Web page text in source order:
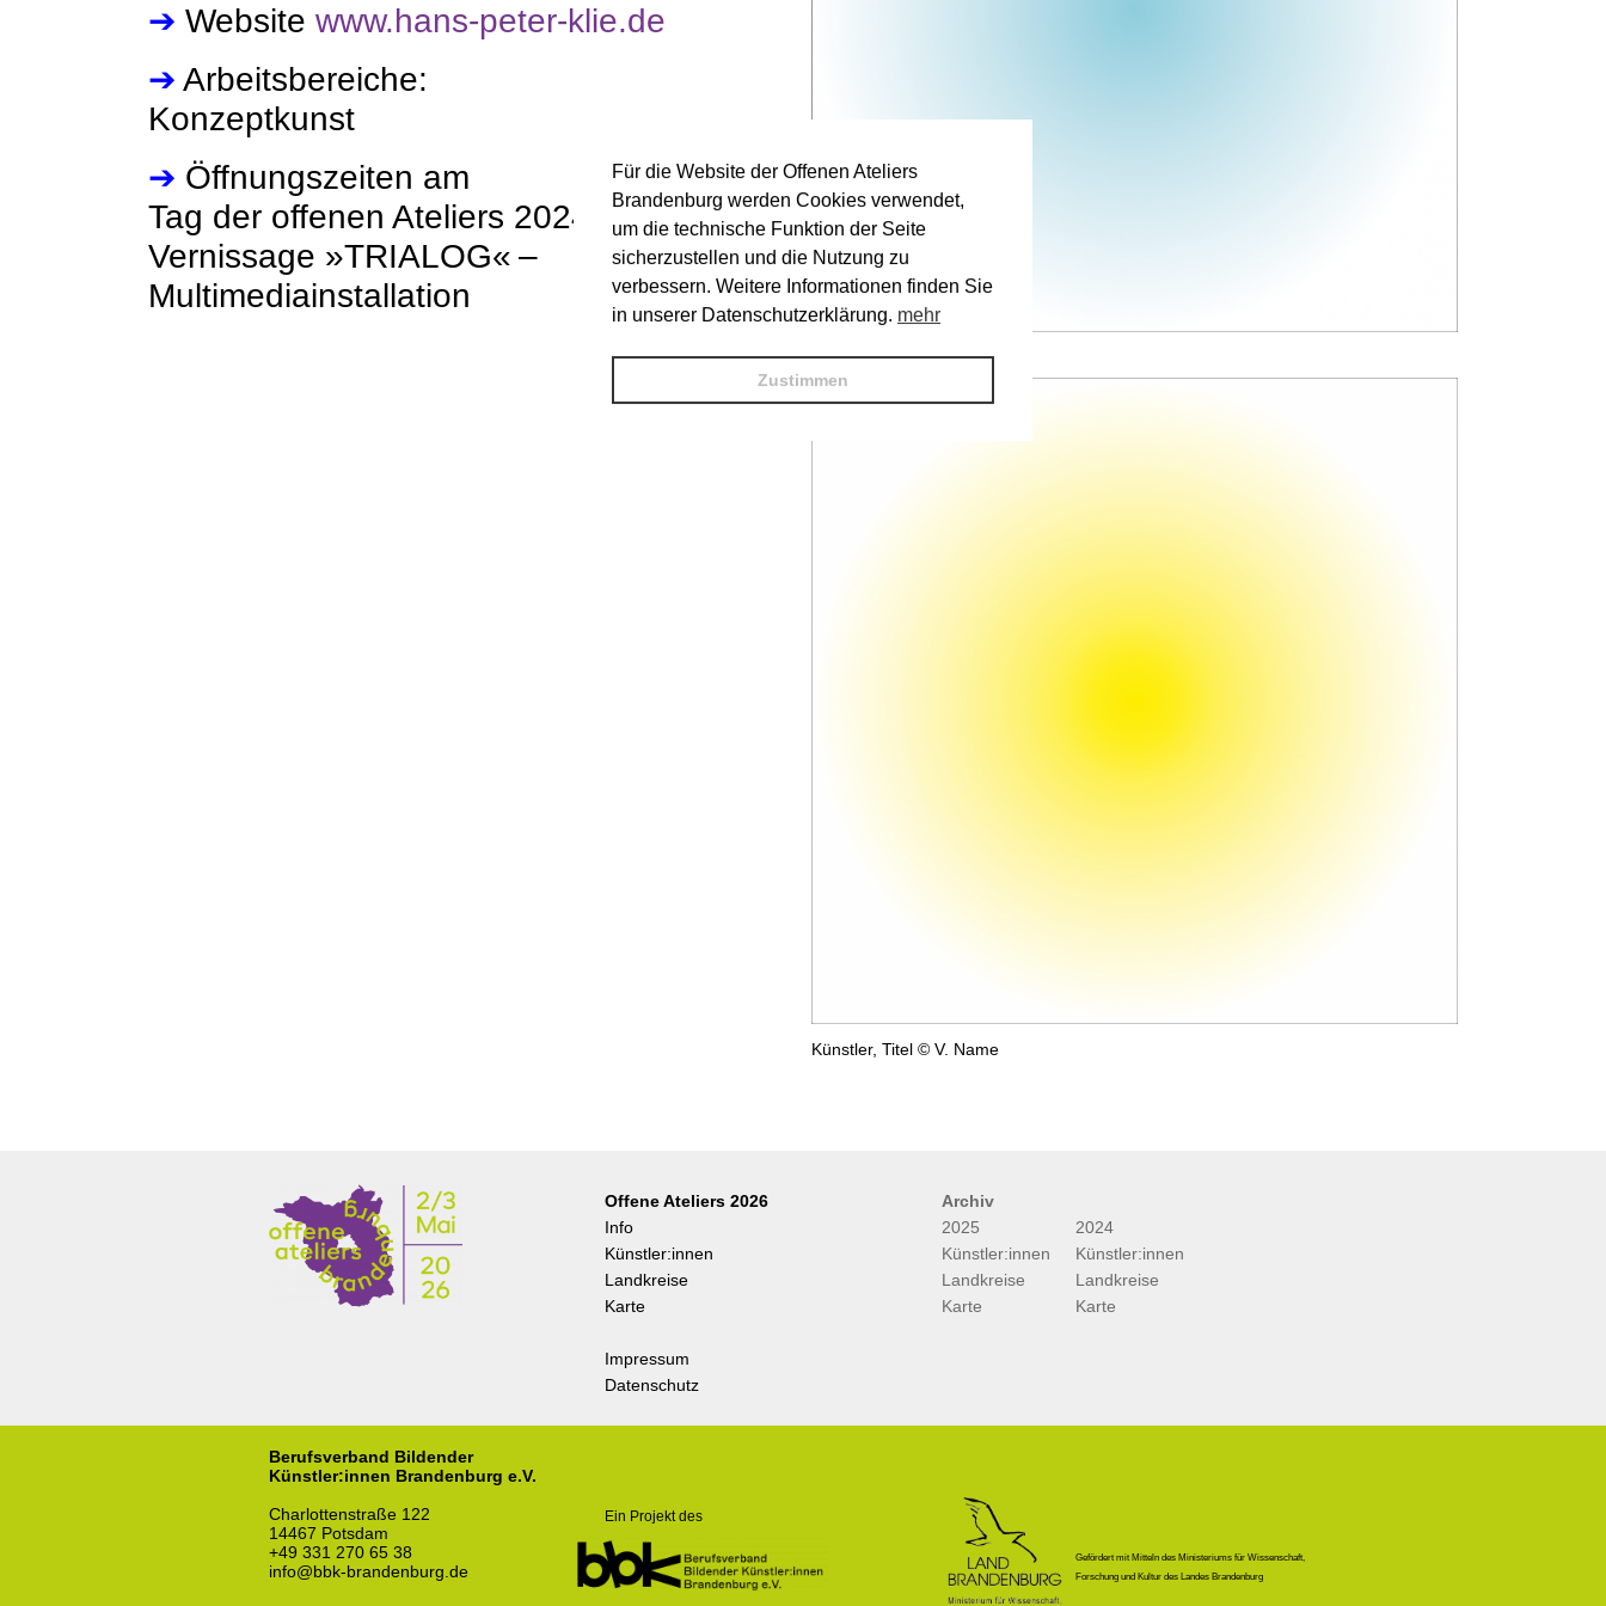
➔ Websitewww.hans-peter-klie.de
➔ Arbeitsbereiche:
Konzeptkunst
➔ Öffnungszeiten am
Tag der offenen Ateliers 2024:
Vernissage »TRIALOG« –
Multimediainstallation
Künstler, Titel © V. Name
Künstler, Titel © V. Name
Offene Ateliers 2026
Info
Künstler:innen
Landkreise
Karte
Impressum
Datenschutz
Archiv
2025
Künstler:innen
Landkreise
Karte
2024
Künstler:innen
Landkreise
Karte
Ein Projekt des
Berufsverband Bildender
Künstler:innen Brandenburg e.V.
Charlottenstraße 122
14467 Potsdam
+49 331 270 65 38
info@bbk-brandenburg.de
Gefördert mit Mitteln des Ministeriums für Wissenschaft,
Forschung und Kultur des Landes Brandenburg
Für die Website der Offenen Ateliers
Brandenburg werden Cookies verwendet,
um die technische Funktion der Seite
sicherzustellen und die Nutzung zu
verbessern. Weitere Informationen finden Sie
in unserer Datenschutzerklärung. mehr
Zustimmen